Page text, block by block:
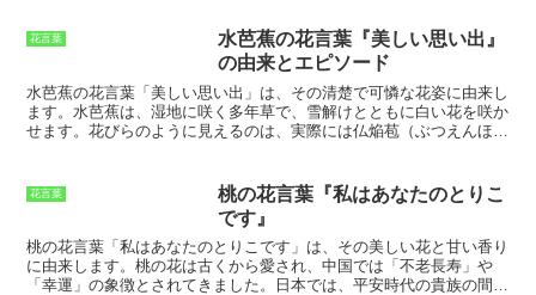
ともあります。
く。まるで、秘めた感情を隠しているように見えることから、「秘め
た感情」という花言葉がつけられた。 ヒマラヤユキノシタは、ヨーロ
ッパやアジアの温帯地域に分布している。日本では、北海道から九州
まで分布しており、山地の岩場や林縁などで見ることができる。ヒマ
ラヤユキノシタは、丈夫な多年草であり、育てやすい植物である。初
心者でも簡単に育てることができるので、園芸初心者にもおすすめで
花言葉
水芭蕉の花言葉『美しい思い出』
の由来とエピソード
水芭蕉の花言葉「美しい思い出」は、その清楚で可憐な花姿に由来し
ます。水芭蕉は、湿地に咲く多年草で、雪解けとともに白い花を咲か
せます。花びらのように見えるのは、実際には仏焔苞（ぶつえんほ
り、早春の風物詩として親しまれています。水芭蕉が「美しい思い
出」の花言葉を持つようになったのは、その花姿が、雪解けとともに
咲くことから、「新しい門出」や「希望」を象徴していると考えられ
たためです。また、水芭蕉の白い花は、純潔や清らかさの象徴とさ
れ、大切な人との思い出をいつまでも美しく保つことを願う気持ちを
表しています。
花言葉
桃の花言葉『私はあなたのとりこ
です』
桃の花言葉「私はあなたのとりこです」は、その美しい花と甘い香り
に由来します。桃の花は古くから愛され、中国では「不老長寿」や
「幸運」の象徴とされてきました。
日本では、平安時代の貴族の間で